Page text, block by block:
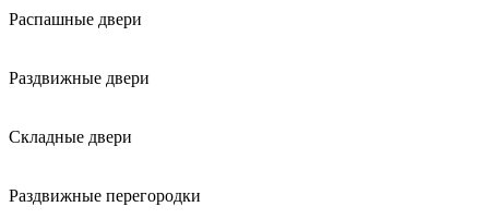
Распашные двери
Раздвижные двери
Складные двери
Раздвижные перегородки